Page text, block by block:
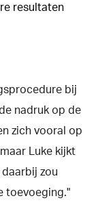
resultaten
bij
nadruk op de
zich vooral op
Luke kijkt
zou
toevoeging."